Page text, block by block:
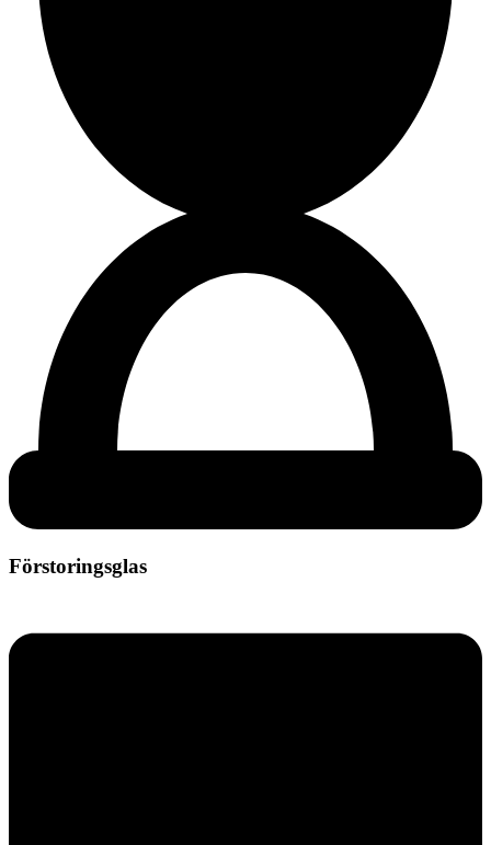
Förstoringsglas